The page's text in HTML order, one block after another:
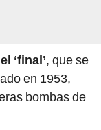
‘final’, que se
en 1953,
bombas de